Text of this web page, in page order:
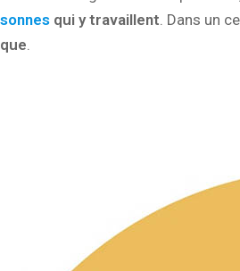
qui y travaillent. Dans un
.